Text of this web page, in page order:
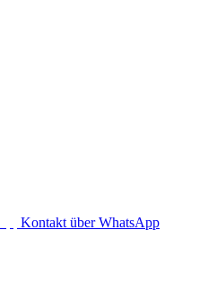
Kontakt über WhatsApp